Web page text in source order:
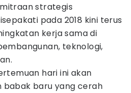
strategis
pada 2018 kini terus
kerja sama di
teknologi,
hari ini akan
babak baru yang cerah